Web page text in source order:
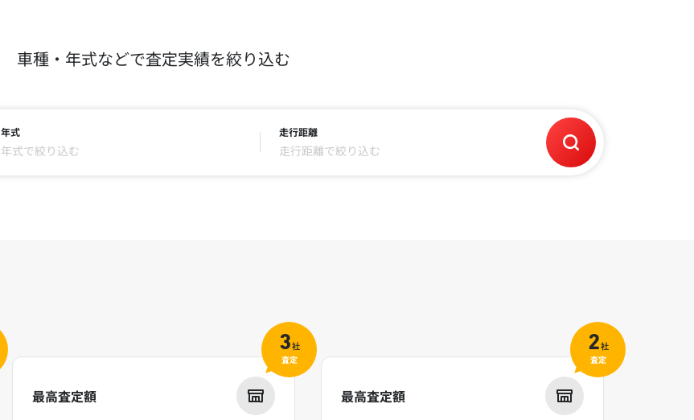
車種・年式などで査定実績を絞り込む
年式
年式で絞り込む
走行距離
走行距離で絞り込む
最高査定額
3社
査定
最高査定額
2社
査定